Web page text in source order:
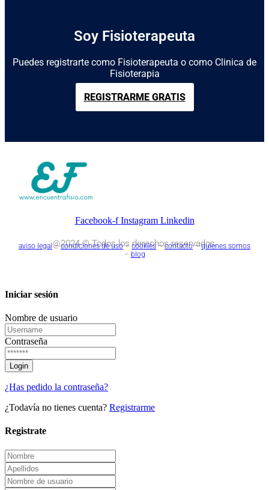
Soy Fisioterapeuta
Puedes registrarte como Fisioterapeuta o como Clinica de
Fisioterapia
REGISTRARME GRATIS
Facebook-f Instagram Linkedin
@2024 © Todos los derechos reservados.
aviso legal–condiciones de uso– cookies –contacto–quienes somos
– blog
Iniciar sesión
Nombre de usuario
Contraseña
¿Has pedido la contraseña?
¿Todavía no tienes cuenta? Registrarme
Registrate